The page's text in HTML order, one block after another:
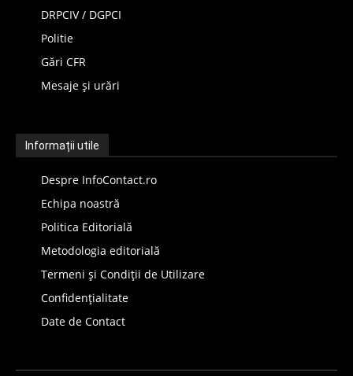
DRPCIV / DGPCI
Politie
Gări CFR
Mesaje și urări
Informații utile
Despre InfoContact.ro
Echipa noastră
Politica Editorială
Metodologia editorială
Termeni și Condiții de Utilizare
Confidențialitate
Date de Contact